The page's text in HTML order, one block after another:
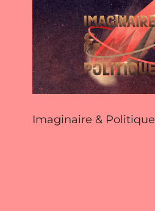
Imaginaire & Politique